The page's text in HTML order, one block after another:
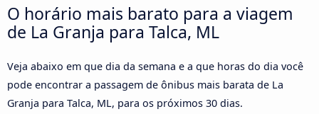
O horário mais barato para a viagem
de La Granja para Talca, ML
Veja abaixo em que dia da semana e a que horas do dia você
pode encontrar a passagem de ônibus mais barata de La
Granja para Talca, ML, para os próximos 30 dias.